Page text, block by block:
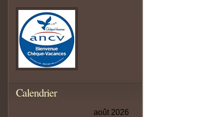
Calendrier
août 2026